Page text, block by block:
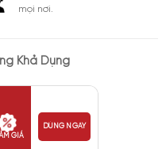
mọi nơi.
Khả Dụng
GIÁ
DÙNG NGAY